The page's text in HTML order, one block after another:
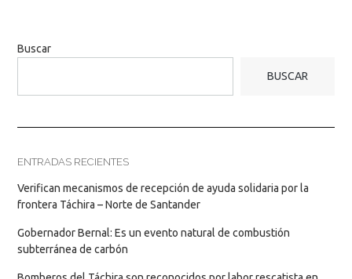
Buscar
BUSCAR
ENTRADAS RECIENTES
Verifican mecanismos de recepción de ayuda solidaria por la
frontera Táchira – Norte de Santander
Gobernador Bernal: Es un evento natural de combustión
subterránea de carbón